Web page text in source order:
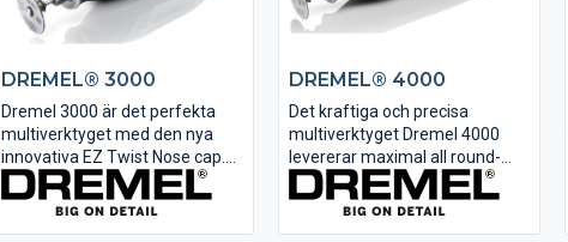
DREMEL® 3000
Dremel 3000 är det perfekta
multiverktyget med den nya
innovativa EZ Twist Nose cap.
Med den nya funktionen
behövs ingen skruvnyckel för
DREMEL® 4000
Det kraftiga och precisa
multiverktyget Dremel 4000
levererar maximal all round-
kapacitet. Tack vare elektronisk
feedback levererar verktyget